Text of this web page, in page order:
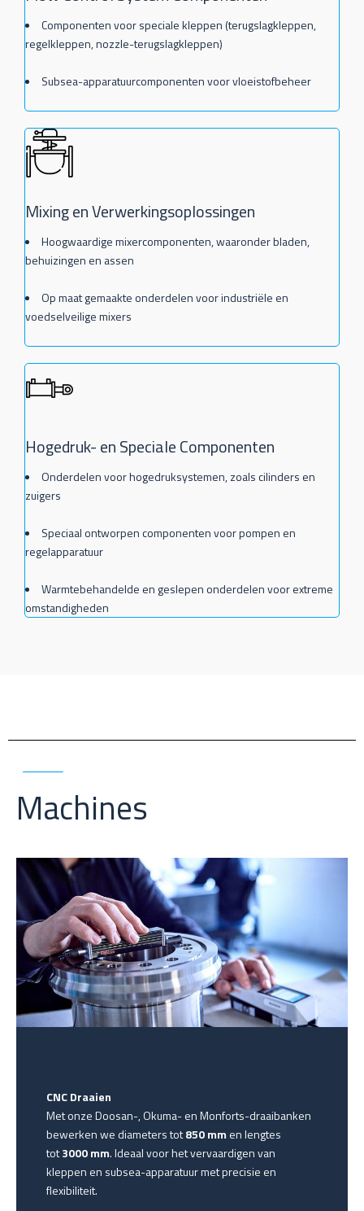
Componenten voor speciale kleppen (terugslagkleppen,
regelkleppen, nozzle-terugslagkleppen)
Subsea-apparatuurcomponenten voor vloeistofbeheer
Mixing en Verwerkingsoplossingen
Hoogwaardige mixercomponenten, waaronder bladen,
behuizingen en assen
Op maat gemaakte onderdelen voor industriële en
voedselveilige mixers
Hogedruk- en Speciale Componenten
Onderdelen voor hogedruksystemen, zoals cilinders en
zuigers
Speciaal ontworpen componenten voor pompen en
regelapparatuur
Warmtebehandelde en geslepen onderdelen voor extreme
omstandigheden
Machines
CNC Draaien
Met onze Doosan-, Okuma- en Monforts-draaibanken
bewerken we diameters tot850 mm en lengtes
tot3000 mm. Ideaal voor het vervaardigen van
kleppen en subsea-apparatuur met precisie en
flexibiliteit.